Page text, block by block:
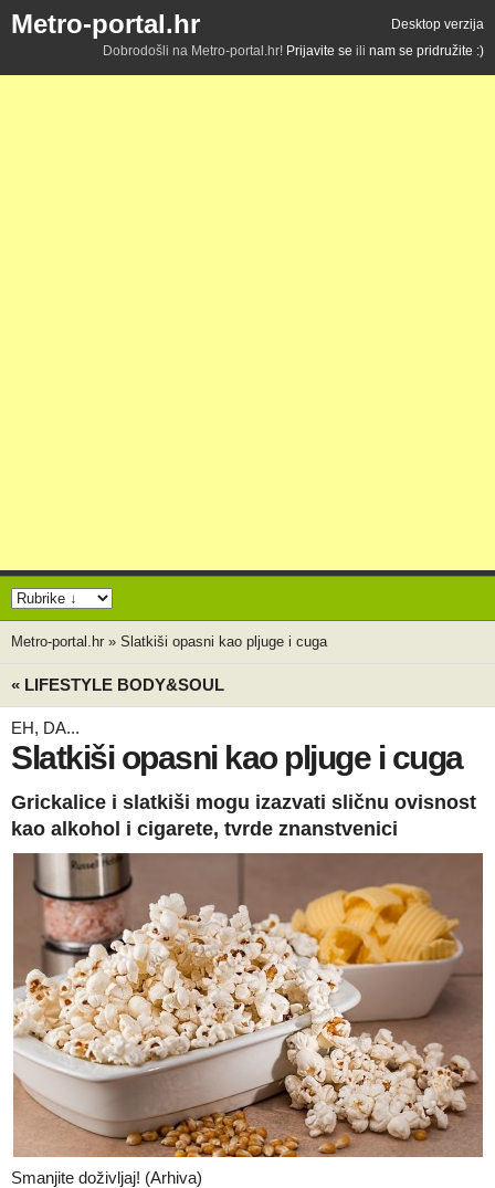
Metro-portal.hr
Desktop verzija
Dobrodošli na Metro-portal.hr! Prijavite se ili nam se pridružite :)
Metro-portal.hr » Slatkiši opasni kao pljuge i cuga
« LIFESTYLE BODY&SOUL
EH, DA...
Slatkiši opasni kao pljuge i cuga
Grickalice i slatkiši mogu izazvati sličnu ovisnost
kao alkohol i cigarete, tvrde znanstvenici
Smanjite doživljaj! (Arhiva)